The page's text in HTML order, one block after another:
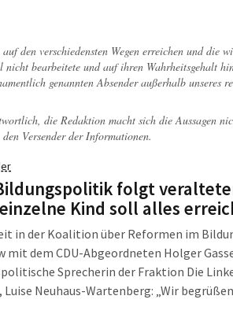
den verschiedensten Wegen erreichen und die
bearbeitete und auf ihren Wahrheitsgehalt
genannten Absender außerhalb unseres
die Redaktion macht sich die Aussagen
Versender der Informationen.
folgt
Kind soll alles
in der Koalition über Reformen im
mit dem CDU-Abgeordneten Holger
Sprecherin der Fraktion Die
Luise Neuhaus-Wartenberg: „Wir